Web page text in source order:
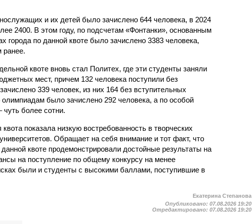
и их детей было зачислено 644 человека, в 2024
2400. В этом году, по подсчетам «Фонтанки», основанным
города по данной квоте было зачислено 3383 человека,
ранее.
квоте вновь стал Политех, где эти студенты заняли
мест, причем 132 человека поступили без
339 человек, из них 164 без вступительных
было зачислено 292 человека, а по особой
чуть более сотни.
показала низкую востребованность в творческих
Обращает на себя внимание и тот факт, что
квоте продемонстрировали достойные результаты на
на поступление по общему конкурсу на менее
были и студенты с высокими баллами, поступившие в
Екатерина Степанова
Опубликовано:07.08.2026 19:20
Отредактировано:07.08.2026 19:20